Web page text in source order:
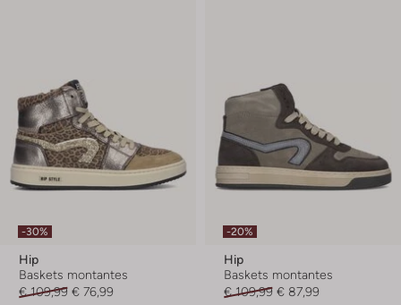
-30%
Hip
Baskets montantes
€ 109,99 € 76,99
-20%
Hip
Baskets montantes
€ 109,99 € 87,99